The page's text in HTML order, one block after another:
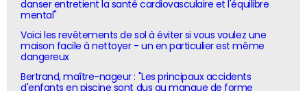
danser entretient la santé cardiovasculaire et l'équilibre
mental"
Voici les revêtements de sol à éviter si vous voulez une
maison facile à nettoyer - un en particulier est même
dangereux
Bertrand, maître-nageur : "Les principaux accidents
d'enfants en piscine sont dus au manque de forme